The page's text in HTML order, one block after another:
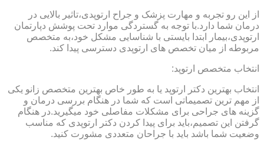
از این رو تجربه و مهارت پزشک و جراح ارتوپدی،تاثیر بالایی در
درمان شما دارد.با توجه به گستردگی موارد تحت پوشش دپارتمان
ارتوپدی،بیمار ابتدا بایستی با شناسایی مشکل خود،به متخصص
مربوطه از میان تخصص های ارتوپدی دسترسی پیدا کند.
انتخاب متخصص ارتوپد:
انتخاب بهترین دکتر ارتوپد یا به طور خاص بهترین متخصص زانو یکی
از مهم ترین تصمیماتی است که شما در هنگام بررسی درمان و
گزینه های جراحی برای مشکلات مفاصلی خود میگیرید.در هنگام
گرفتن این تصمیم،باید برای پیدا کردن دکتر ارتوپدی که مناسب
وضعیت شما باشد باید با جراحان متعددی مشورت کنید.